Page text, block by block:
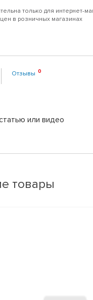
только для интернет-
цен в розничных магазинах
Отзывы
или видео
товары